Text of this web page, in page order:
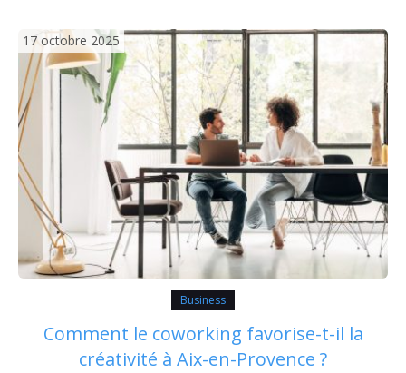
17 octobre 2025
Business
Comment le coworking favorise-t-il la
créativité à Aix-en-Provence ?